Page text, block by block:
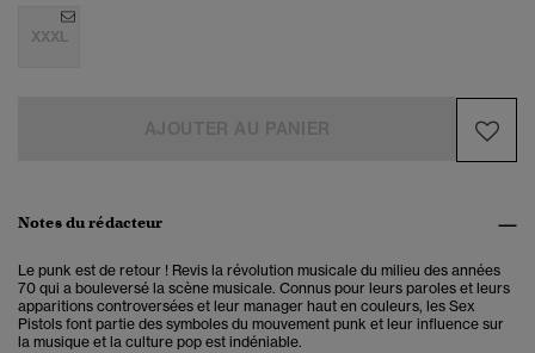
XXXL
Notes du rédacteur
Le punk est de retour ! Revis la révolution musicale du milieu des années
70 qui a bouleversé la scène musicale. Connus pour leurs paroles et leurs
apparitions controversées et leur manager haut en couleurs, les Sex
Pistols font partie des symboles du mouvement punk et leur influence sur
la musique et la culture pop est indéniable.